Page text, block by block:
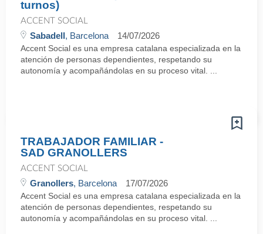
turnos)
ACCENT SOCIAL
Sabadell, Barcelona 14/07/2026
Accent Social es una empresa catalana especializada en la
atención de personas dependientes, respetando su
autonomía y acompañándolas en su proceso vital. ...
TRABAJADOR FAMILIAR -
SAD GRANOLLERS
ACCENT SOCIAL
Granollers, Barcelona 17/07/2026
Accent Social es una empresa catalana especializada en la
atención de personas dependientes, respetando su
autonomía y acompañándolas en su proceso vital. ...